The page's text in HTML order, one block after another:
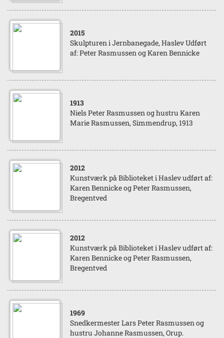
2015
Skulpturen i Jernbanegade, Haslev Udført
af: Peter Rasmussen og Karen Bennicke
1913
Niels Peter Rasmussen og hustru Karen
Marie Rasmussen, Simmendrup, 1913
2012
Kunstværk på Biblioteket i Haslev udført af:
Karen Bennicke og Peter Rasmussen,
Bregentved
2012
Kunstværk på Biblioteket i Haslev udført af:
Karen Bennicke og Peter Rasmussen,
Bregentved
1969
Snedkermester Lars Peter Rasmussen og
hustru Johanne Rasmussen, Orup.